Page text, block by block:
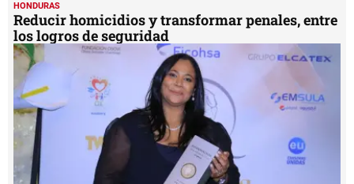
HONDURAS
Reducir homicidios y transformar penales, entre
los logros de seguridad